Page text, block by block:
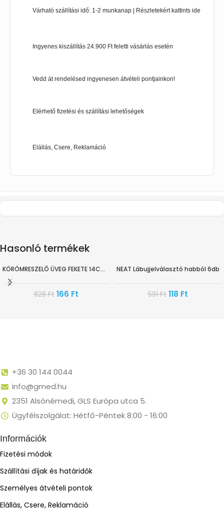
Várható szállítási idő: 1-2 munkanap | Részletekért kattints ide
Ingyenes kiszállítás 24.900 Ft feletti vásárlás esetén
Vedd át rendelésed ingyenesen átvételi pontjainkon!
Elérhető fizetési és szállítási lehetőségek
Elállás, Csere, Reklamáció
Hasonló termékek
KÖRÖMRESZELÕ ÜVEG FEKETE 14CM BLUSH
828Ft 166 Ft
NEAT Lábujjelválasztó habból 6db
591Ft 118 Ft
+36 30 144 0044
info@gmed.hu
2351 Alsónémedi, GLS Európa utca 5.
Ügyfélszolgálat: Hétfő-Péntek 8:00 - 16:00
Információk
Fizetési módok
Szállítási díjak és határidők
Személyes átvételi pontok
Elállás, Csere, Reklamáció